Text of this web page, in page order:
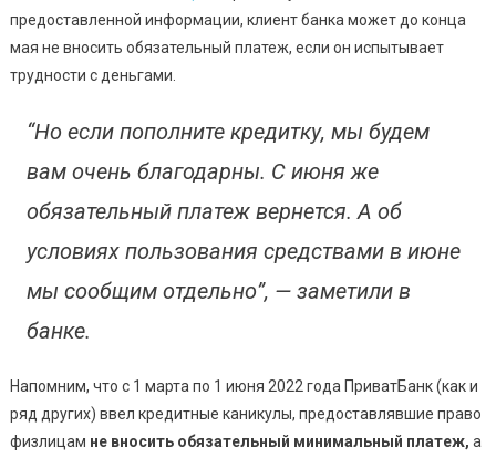
предоставленной информации, клиент банка может до конца
мая не вносить обязательный платеж, если он испытывает
трудности с деньгами.
“Но если пополните кредитку, мы будем
вам очень благодарны. С июня же
обязательный платеж вернется. А об
условиях пользования средствами в июне
мы сообщим отдельно”, — заметили в
банке.
Напомним, что с 1 марта по 1 июня 2022 года ПриватБанк (как и
ряд других) ввел кредитные каникулы, предоставлявшие право
физлицам не вносить обязательный минимальный платеж, а